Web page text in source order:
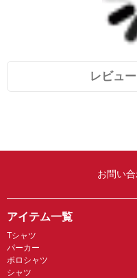
レビュ
お問い
アイテム一覧
Tシャツ
パーカー
ポロシャツ
シャツ